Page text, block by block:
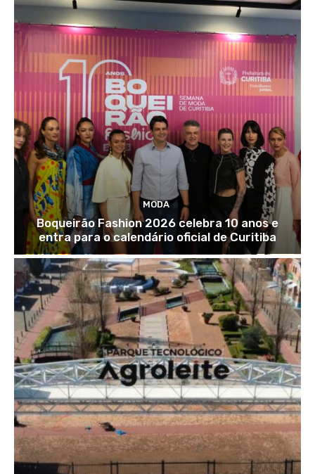
MODA
Boqueirão Fashion 2026 celebra 10 anos e
entra para o calendário oficial de Curitiba